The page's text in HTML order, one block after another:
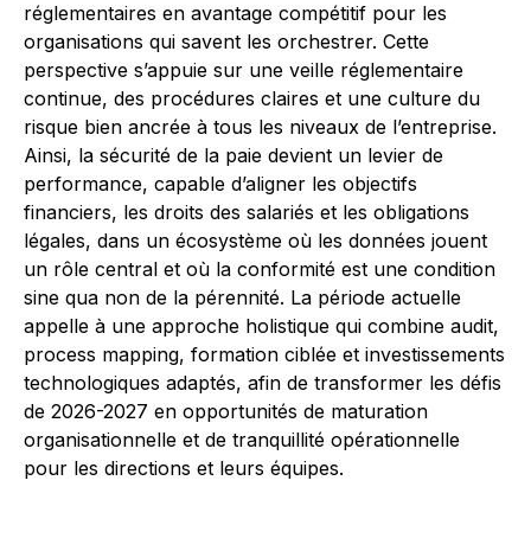
réglementaires en avantage compétitif pour les
organisations qui savent les orchestrer. Cette
perspective s’appuie sur une veille réglementaire
continue, des procédures claires et une culture du
risque bien ancrée à tous les niveaux de l’entreprise.
Ainsi, la sécurité de la paie devient un levier de
performance, capable d’aligner les objectifs
financiers, les droits des salariés et les obligations
légales, dans un écosystème où les données jouent
un rôle central et où la conformité est une condition
sine qua non de la pérennité. La période actuelle
appelle à une approche holistique qui combine audit,
process mapping, formation ciblée et investissements
technologiques adaptés, afin de transformer les défis
de 2026-2027 en opportunités de maturation
organisationnelle et de tranquillité opérationnelle
pour les directions et leurs équipes.